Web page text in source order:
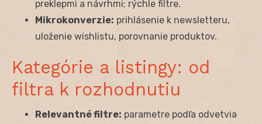
preklepmi a návrhmi; rýchle filtre.
Mikrokonverzie: prihlásenie k newsletteru,
uloženie wishlistu, porovnanie produktov.
Kategórie a listingy: od
filtra k rozhodnutiu
Relevantné filtre: parametre podľa odvetvia